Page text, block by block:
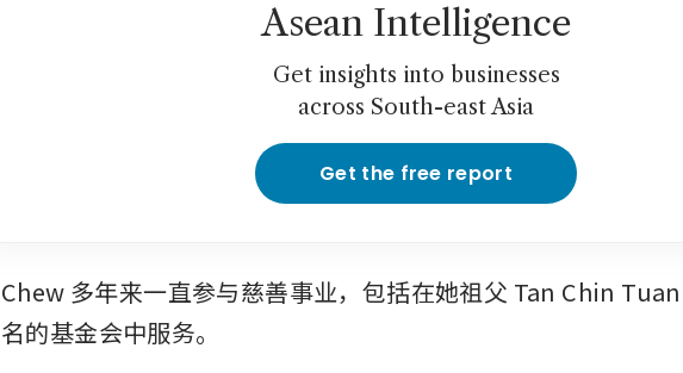
Asean Intelligence
Get insights into businesses
across South-east Asia
Get the free report
Chew 多年来一直参与慈善事业，包括在她祖父 Tan Chin
名的基金会中服务。